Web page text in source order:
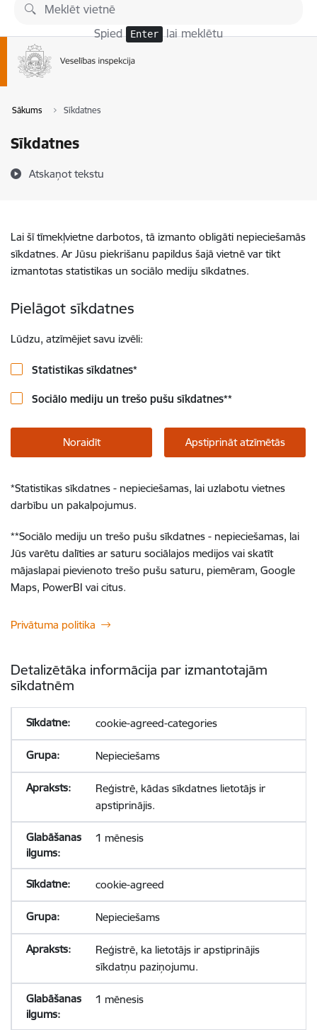
Pāriet uz lapas saturu
Spied Enter lai meklētu
Sākums Sīkdatnes
Sīkdatnes
Atskaņot tekstu
Lai šī tīmekļvietne darbotos, tā izmanto obligāti nepieciešamās
sīkdatnes. Ar Jūsu piekrišanu papildus šajā vietnē var tikt
izmantotas statistikas un sociālo mediju sīkdatnes.
Pielāgot sīkdatnes
Lūdzu, atzīmējiet savu izvēli:
Statistikas sīkdatnes*
Sociālo mediju un trešo pušu sīkdatnes**
Noraidīt Apstiprināt atzīmētās
*Statistikas sīkdatnes - nepieciešamas, lai uzlabotu vietnes
darbību un pakalpojumus.
**Sociālo mediju un trešo pušu sīkdatnes - nepieciešamas, lai
Jūs varētu dalīties ar saturu sociālajos medijos vai skatīt
mājaslapai pievienoto trešo pušu saturu, piemēram, Google
Maps, PowerBI vai citus.
Privātuma politika
Detalizētāka informācija par izmantotajām
sīkdatnēm
cookie-agreed-categories
Nepieciešams
Reģistrē, kādas sīkdatnes lietotājs ir
apstiprinājis.
1 mēnesis
cookie-agreed
Nepieciešams
Reģistrē, ka lietotājs ir apstiprinājis
sīkdatņu paziņojumu.
1 mēnesis